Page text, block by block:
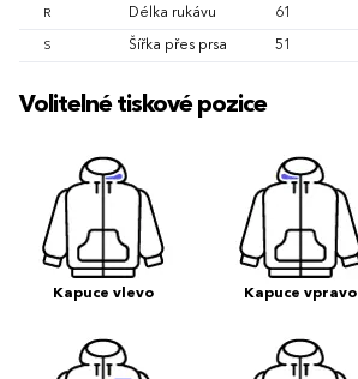
R Délka rukávu 61
S Šířka přes prsa 51
Volitelné tiskové pozice
Kapuce vlevo Kapuce vpravo